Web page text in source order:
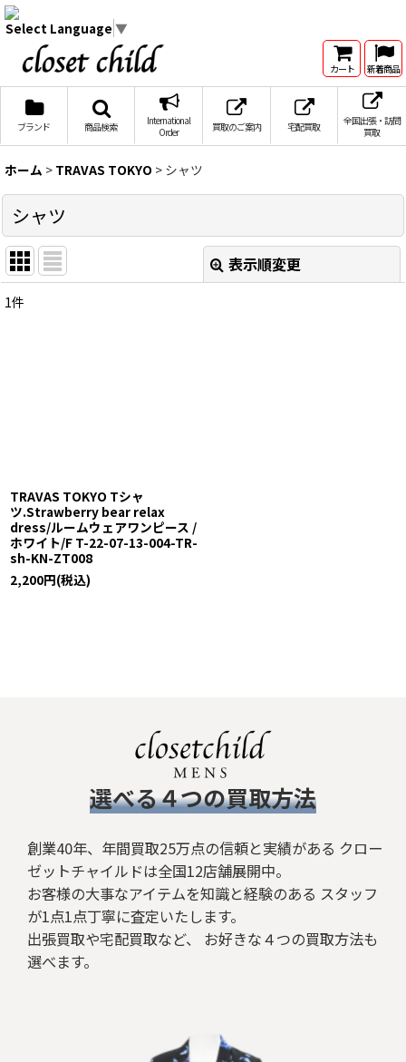
Select Language ▼
カート 新着商品
ブランド 商品検索
International
Order
買取のご案内 宅配買取
全国出張・訪問
買取
ホーム > TRAVAS TOKYO > シャツ
シャツ
表示順変更
1件
TRAVAS TOKYO Tシャ
ツ.Strawberry bear relax
dress/ルームウェアワンピース /
ホワイト/F T-22-07-13-004-TR-
sh-KN-ZT008
2,200円(税込)
​選べる４つの買取方法
創業40年、年間買取25万点の信頼と実績がある クロー
ゼットチャイルドは全国12店舗展開中。
お客様の大事なアイテムを知識と経験のある スタッフ
が1点1点丁寧に査定いたします。
出張買取や宅配買取など、 お好きな４つの買取方法も
選べます。